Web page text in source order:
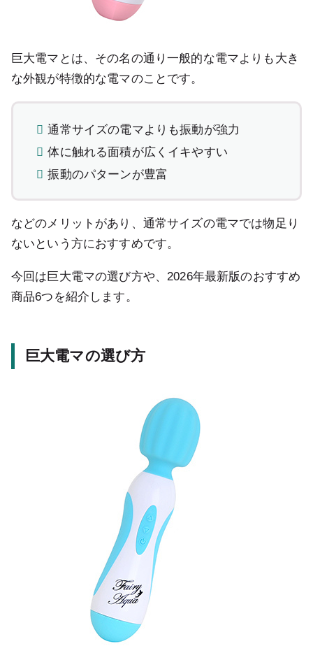
巨大電マとは、その名の通り一般的な電マよりも大き
な外観が特徴的な電マのことです。
通常サイズの電マよりも振動が強力
体に触れる面積が広くイキやすい
振動のパターンが豊富
などのメリットがあり、通常サイズの電マでは物足り
ないという方におすすめです。
今回は巨大電マの選び方や、2026年最新版のおすすめ
商品6つを紹介します。
巨大電マの選び方